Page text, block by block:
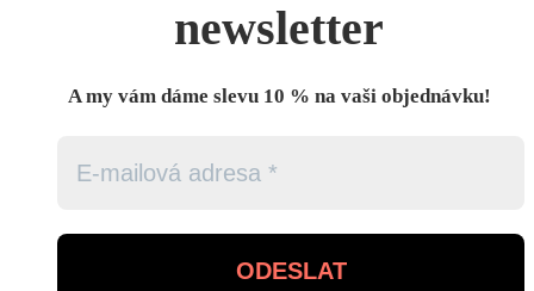
newsletter
A my vám dáme slevu 10 % na vaši objednávku!